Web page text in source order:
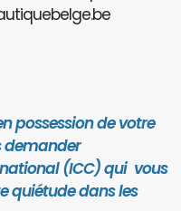
possession de votre
demander
(ICC) qui vous
quiétude dans les